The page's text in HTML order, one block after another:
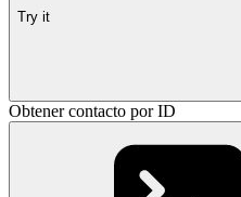
Try it
Obtener contacto por ID